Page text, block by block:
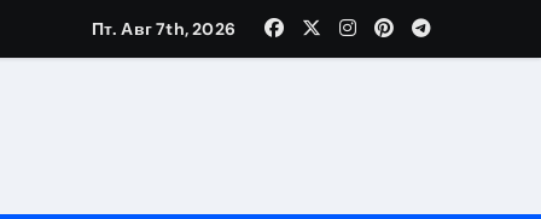
Пт. Авг 7th, 2026